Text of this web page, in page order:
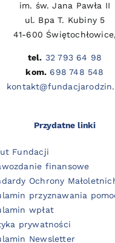
im. św. Jana Pawła II
ul. Bpa T. Kubiny 5
41-600 Świętochłowice,
tel. 32 793 64 98
kom. 698 748 548
Przydatne linki
Fundacji
finansowe
Ochrony
przyznawania
wpłat
prywatności
Newsletter